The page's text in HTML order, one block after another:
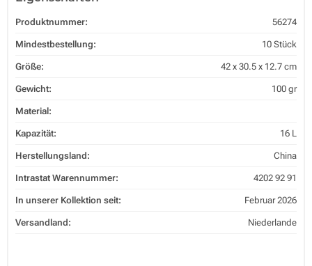
Produktnummer: 56274
Mindestbestellung: 10 Stück
Größe: 42 x 30.5 x 12.7 cm
Gewicht: 100 gr
Material:
Kapazität: 16 L
Herstellungsland: China
Intrastat Warennummer: 4202 92 91
In unserer Kollektion seit: Februar 2026
Versandland: Niederlande